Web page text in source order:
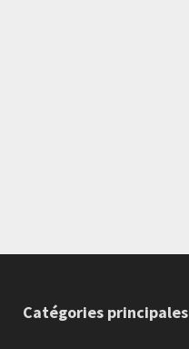
Catégories principales